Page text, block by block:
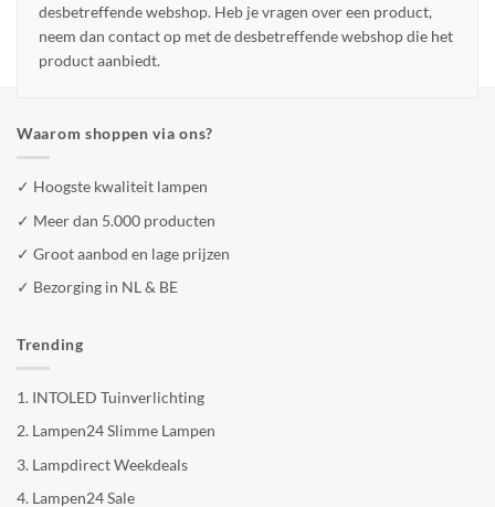
desbetreffende webshop. Heb je vragen over een product,
neem dan contact op met de desbetreffende webshop die het
product aanbiedt.
Waarom shoppen via ons?
✓ Hoogste kwaliteit lampen
✓ Meer dan 5.000 producten
✓ Groot aanbod en lage prijzen
✓ Bezorging in NL & BE
Trending
1. INTOLED Tuinverlichting
2. Lampen24 Slimme Lampen
3. Lampdirect Weekdeals
4. Lampen24 Sale